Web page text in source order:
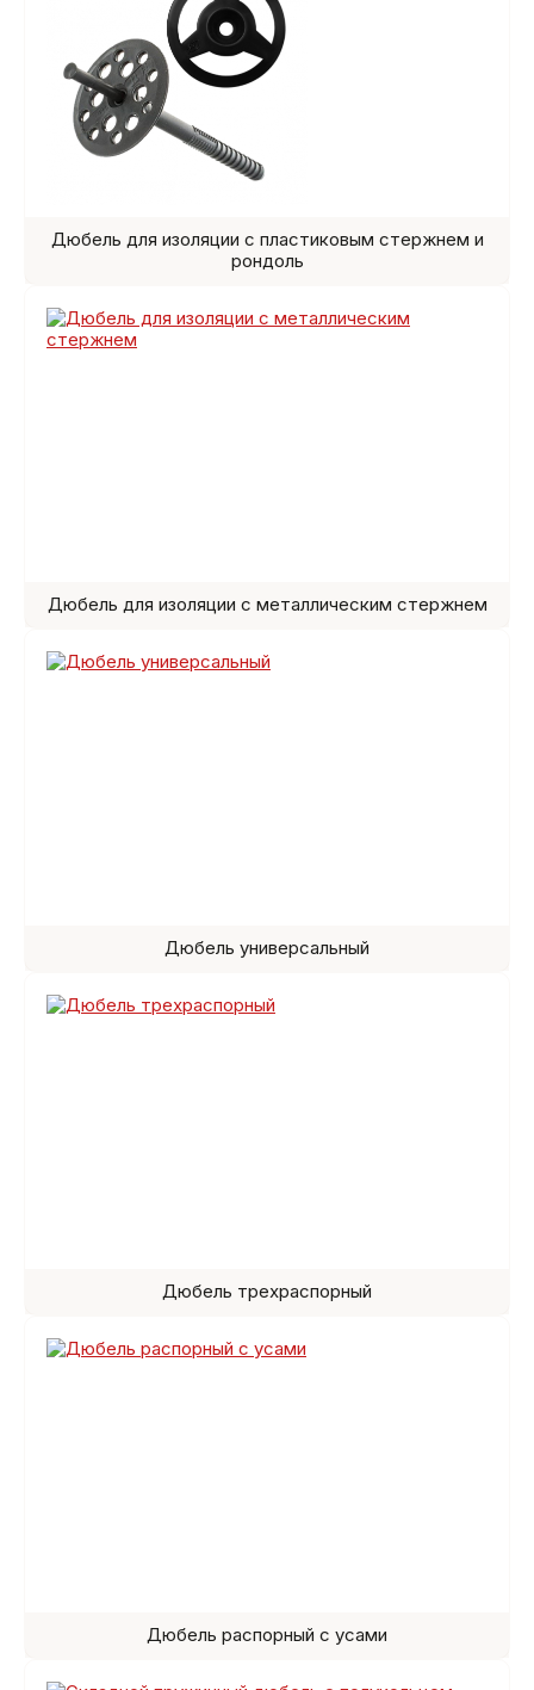
Дюбель для изоляции с пластиковым стержнем и
рондоль
Дюбель для изоляции с металлическим cтержнем
Дюбель универсальный
Дюбель трехраспорный
Дюбель распорный с усами